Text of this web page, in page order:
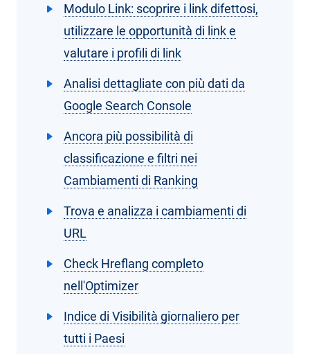
Modulo Link: scoprire i link difettosi,
utilizzare le opportunità di link e
valutare i profili di link
Analisi dettagliate con più dati da
Google Search Console
Ancora più possibilità di
classificazione e filtri nei
Cambiamenti di Ranking
Trova e analizza i cambiamenti di
URL
Check Hreflang completo
nell'Optimizer
Indice di Visibilità giornaliero per
tutti i Paesi